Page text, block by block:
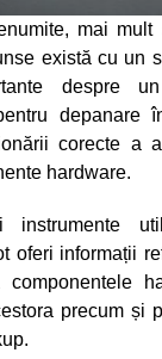
mai
există cu un
despre
depanare
corecte a
hardware.
instrumente
oferi informații
componentele
precum și